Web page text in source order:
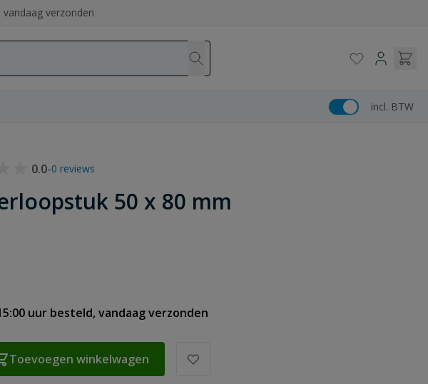
verzonden
incl. BTW
0.0-0 reviews
50 x 80 mm
uur besteld, vandaag verzonden
Toevoegen winkelwagen